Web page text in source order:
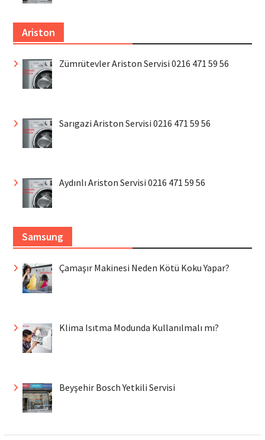
Ariston
Zümrütevler Ariston Servisi 0216 471 59 56
Sarıgazi Ariston Servisi 0216 471 59 56
Aydınlı Ariston Servisi 0216 471 59 56
Samsung
Çamaşır Makinesi Neden Kötü Koku Yapar?
Klima Isıtma Modunda Kullanılmalı mı?
Beyşehir Bosch Yetkili Servisi